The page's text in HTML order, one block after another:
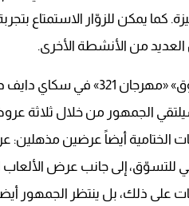
كما يمكن للزوّار الاستمتاع
من الأنشطة الأخرى.
ومن بين فعاليات اختتام «دبي
سيلتقي الجمهور من خلال
الختامية أيضاً عرضين
للتسوّق، إلى جانب عرض الألعاب
على ذلك، بل ينتظر الجمهور